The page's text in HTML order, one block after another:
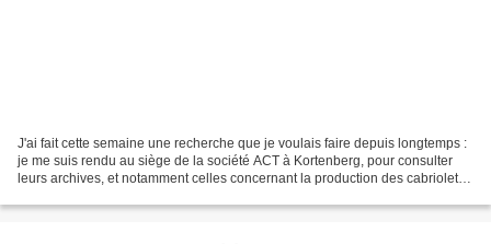
J'ai fait cette semaine une recherche que je voulais faire depuis longtemps :
je me suis rendu au siège de la société ACT à Kortenberg, pour consulter
leurs archives, et notamment celles concernant la production des cabriolets